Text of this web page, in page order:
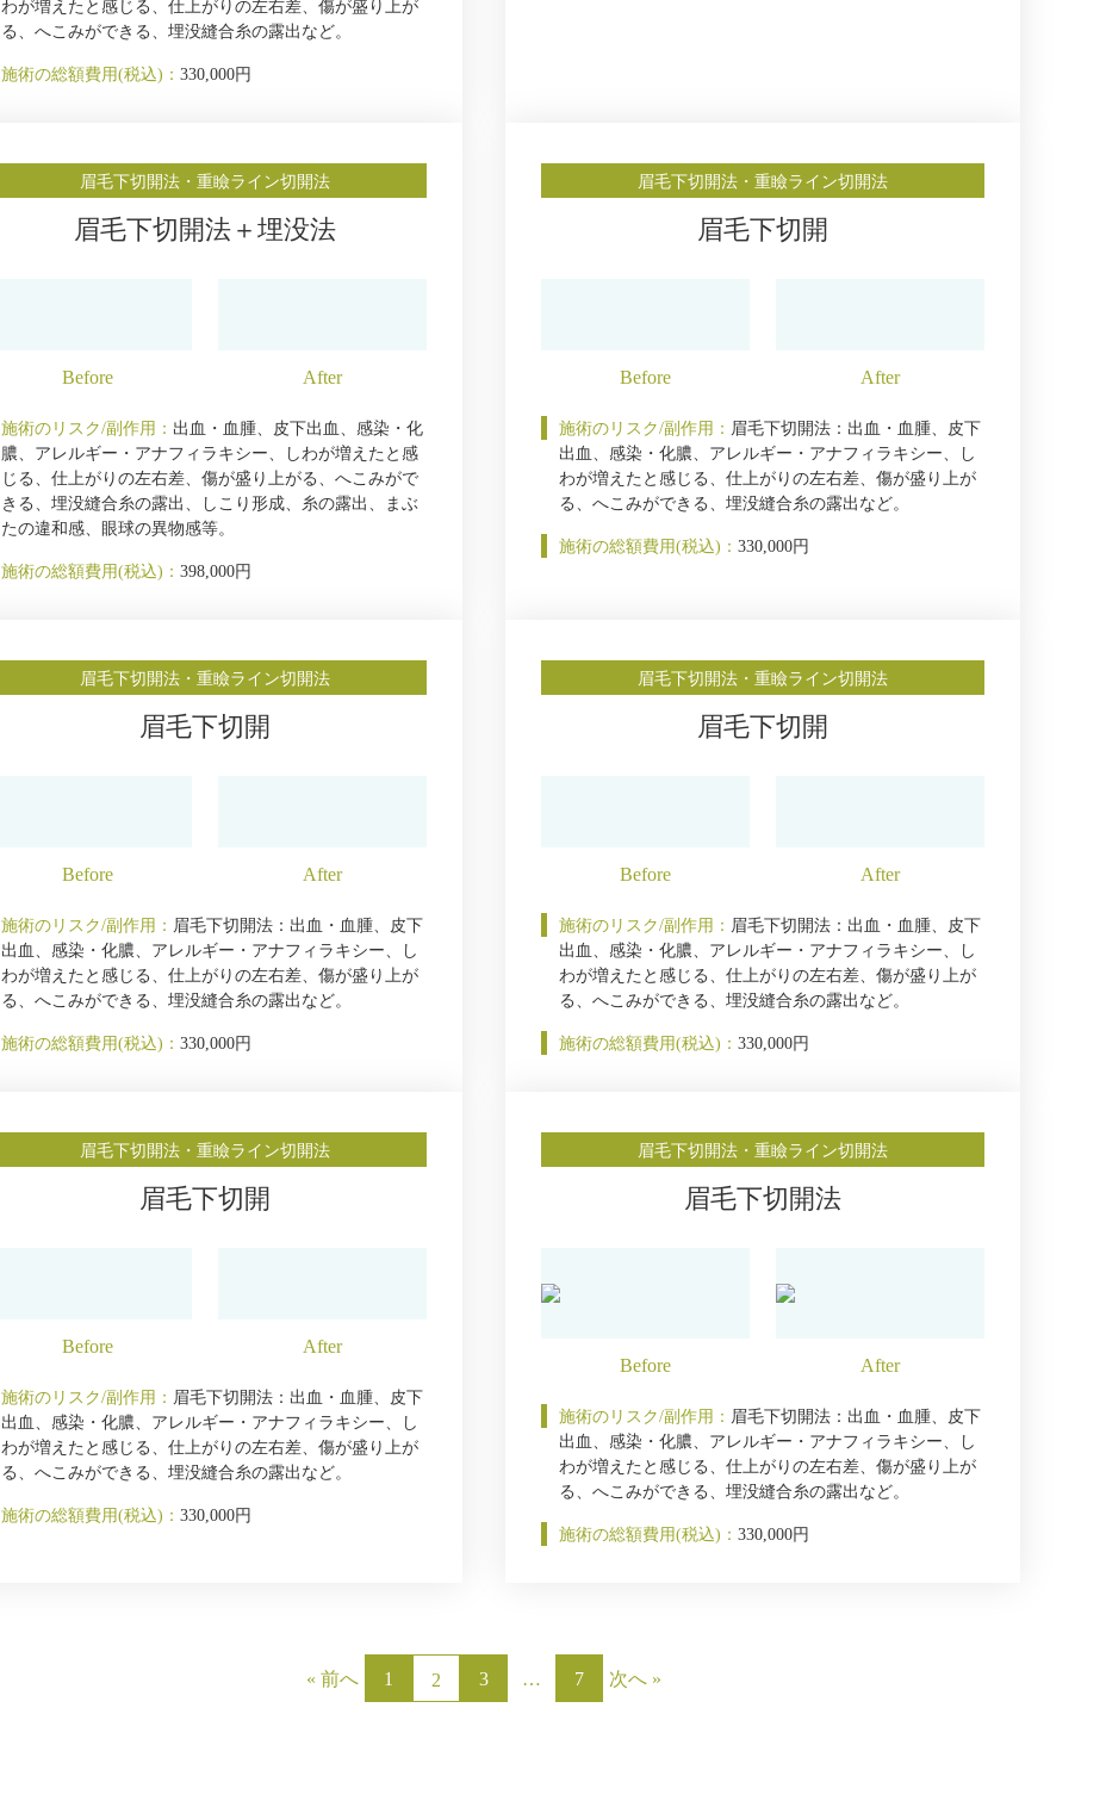
わが増えたと感じる、仕上がりの左右差、傷が盛り上が
る、へこみができる、埋没縫合糸の露出など。
施術の総額費用(税込)： 330,000円
眉毛下切開法・重瞼ライン切開法
眉毛下切開法＋埋没法
施術のリスク/副作用： 出血・血腫、皮下出血、感染・化
膿、アレルギー・アナフィラキシー、しわが増えたと感
じる、仕上がりの左右差、傷が盛り上がる、へこみがで
きる、埋没縫合糸の露出、しこり形成、糸の露出、まぶ
たの違和感、眼球の異物感等。
施術の総額費用(税込)： 398,000円
眉毛下切開法・重瞼ライン切開法
眉毛下切開
施術のリスク/副作用： 眉毛下切開法：出血・血腫、皮下
出血、感染・化膿、アレルギー・アナフィラキシー、し
わが増えたと感じる、仕上がりの左右差、傷が盛り上が
る、へこみができる、埋没縫合糸の露出など。
施術の総額費用(税込)： 330,000円
眉毛下切開法・重瞼ライン切開法
眉毛下切開
施術のリスク/副作用： 眉毛下切開法：出血・血腫、皮下
出血、感染・化膿、アレルギー・アナフィラキシー、し
わが増えたと感じる、仕上がりの左右差、傷が盛り上が
る、へこみができる、埋没縫合糸の露出など。
施術の総額費用(税込)： 330,000円
眉毛下切開法・重瞼ライン切開法
眉毛下切開
施術のリスク/副作用： 眉毛下切開法：出血・血腫、皮下
出血、感染・化膿、アレルギー・アナフィラキシー、し
わが増えたと感じる、仕上がりの左右差、傷が盛り上が
る、へこみができる、埋没縫合糸の露出など。
施術の総額費用(税込)： 330,000円
眉毛下切開法・重瞼ライン切開法
眉毛下切開
施術のリスク/副作用： 眉毛下切開法：出血・血腫、皮下
出血、感染・化膿、アレルギー・アナフィラキシー、し
わが増えたと感じる、仕上がりの左右差、傷が盛り上が
る、へこみができる、埋没縫合糸の露出など。
施術の総額費用(税込)： 330,000円
眉毛下切開法・重瞼ライン切開法
眉毛下切開法
施術のリスク/副作用： 眉毛下切開法：出血・血腫、皮下
出血、感染・化膿、アレルギー・アナフィラキシー、し
わが増えたと感じる、仕上がりの左右差、傷が盛り上が
る、へこみができる、埋没縫合糸の露出など。
施術の総額費用(税込)： 330,000円
« 前へ 1 2 3 … 7 次へ »